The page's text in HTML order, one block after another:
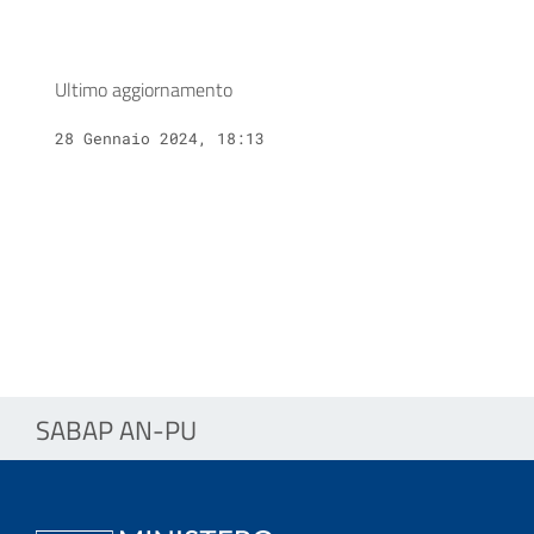
Ultimo aggiornamento
28 Gennaio 2024, 18:13
SABAP AN-PU